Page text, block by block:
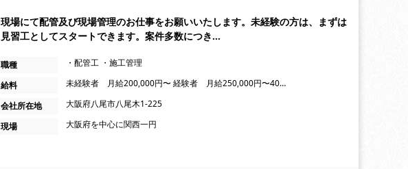
現場にて配管及び現場管理のお仕事をお願いいたします。未経験の方は、まずは
見習工としてスタートできます。案件多数につき…
職種
・配管工 ・施工管理
給料
未経験者 月給200,000円〜 経験者 月給250,000円〜40…
会社所在地
大阪府八尾市八尾木1-225
現場
大阪府を中心に関西一円